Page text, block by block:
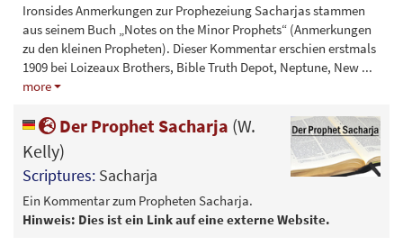
Ironsides Anmerkungen zur Prophezeiung Sacharjas stammen
aus seinem Buch „Notes on the Minor Prophets“ (Anmerkungen
zu den kleinen Propheten). Dieser Kommentar erschien erstmals
1909 bei Loizeaux Brothers, Bible Truth Depot, Neptune, New ...
more
Der Prophet Sacharja (W.
Kelly)
Scriptures: Sacharja
Ein Kommentar zum Propheten Sacharja.
Hinweis: Dies ist ein Link auf eine externe Website.